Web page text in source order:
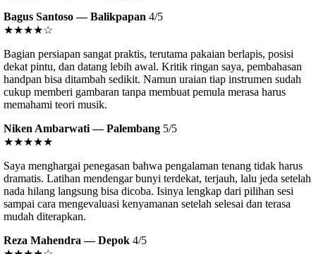
Bagus Santoso — Balikpapan 4/5
★★★★☆
Bagian persiapan sangat praktis, terutama pakaian berlapis, posisi
dekat pintu, dan datang lebih awal. Kritik ringan saya, pembahasan
handpan bisa ditambah sedikit. Namun uraian tiap instrumen sudah
cukup memberi gambaran tanpa membuat pemula merasa harus
memahami teori musik.
Niken Ambarwati — Palembang 5/5
★★★★★
Saya menghargai penegasan bahwa pengalaman tenang tidak harus
dramatis. Latihan mendengar bunyi terdekat, terjauh, lalu jeda setelah
nada hilang langsung bisa dicoba. Isinya lengkap dari pilihan sesi
sampai cara mengevaluasi kenyamanan setelah selesai dan terasa
mudah diterapkan.
Reza Mahendra — Depok 4/5